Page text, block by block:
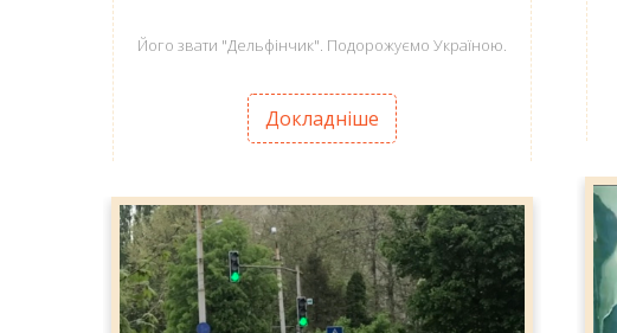
Його звати "Дельфінчик". Подорожуємо Україною.
Докладніше